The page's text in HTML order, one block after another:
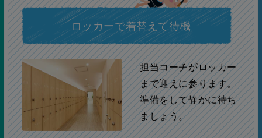
ロッカーで着替えて待機
担当コーチがロッカー
まで迎えに参ります。
準備をして静かに待ち
ましょう。